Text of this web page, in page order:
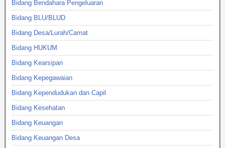
Bidang Bendahara Pengeluaran
Bidang BLU/BLUD
Bidang Desa/Lurah/Camat
Bidang HUKUM
Bidang Kearsipan
Bidang Kepegawaian
Bidang Kependudukan dan Capil
Bidang Kesehatan
Bidang Keuangan
Bidang Keuangan Desa